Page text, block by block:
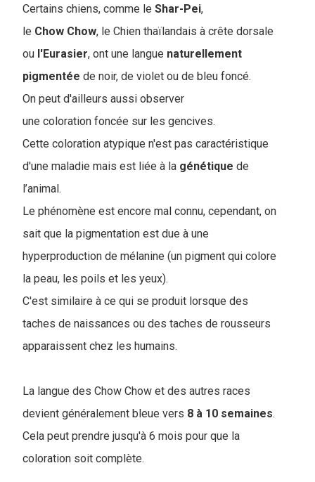
Certains chiens, comme le Shar-Pei,
le Chow Chow, le Chien thaïlandais à crête dorsale
ou l'Eurasier, ont une langue naturellement
pigmentée de noir, de violet ou de bleu foncé.
On peut d'ailleurs aussi observer
une coloration foncée sur les gencives.
Cette coloration atypique n'est pas caractéristique
d'une maladie mais est liée à la génétique de
l’animal.
Le phénomène est encore mal connu, cependant, on
sait que la pigmentation est due à une
hyperproduction de mélanine (un pigment qui colore
la peau, les poils et les yeux).
C'est similaire à ce qui se produit lorsque des
taches de naissances ou des taches de rousseurs
apparaissent chez les humains.
La langue des Chow Chow et des autres races
devient généralement bleue vers 8 à 10 semaines.
Cela peut prendre jusqu'à 6 mois pour que la
coloration soit complète.